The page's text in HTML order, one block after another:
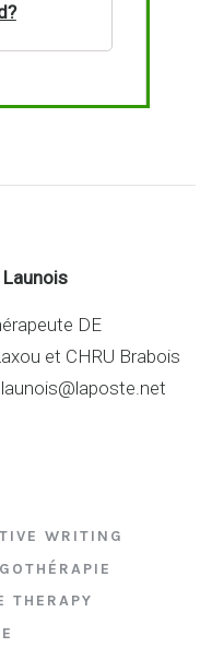
DE
et CHRU Brabois
WRITING
THERAPY